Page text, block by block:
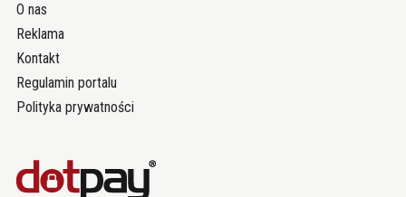
O nas
Reklama
Kontakt
Regulamin portalu
Polityka prywatności